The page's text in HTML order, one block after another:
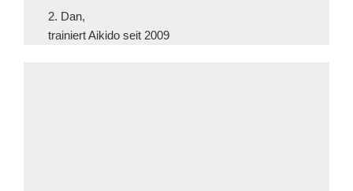
2. Dan,
trainiert Aikido seit 2009